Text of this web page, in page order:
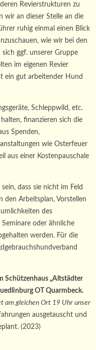
Revierstrukturen zu
wir an dieser Stelle an die
ruhig einmal einen Blick
wie wir bei den
ggf. unserer Gruppe
im eigenen Revier
ein gut arbeitender Hund
Schleppwild, etc.
finanzieren sich die
Spenden,
wie Osterfeuer
aus einer Kostenpauschale
dass sie nicht im Feld
den Arbeitsplan, Vorstellen
des
Seminare oder ähnliche
werden. Für die
Schützenhaus „Altstädter
OT Quarmbeck.
am gleichen Ort 19 Uhr unser
ausgetauscht und
(2023)